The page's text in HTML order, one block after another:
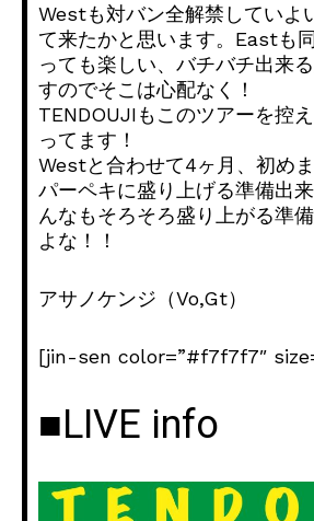
Westも対バン全解禁していよ
て来たかと思います。Eastも
っても楽しい、バチバチ出来
すのでそこは心配なく！
TENDOUJIもこのツアーを控
ってます！
Westと合わせて4ヶ月、初め
パーペキに盛り上げる準備出
んなもそろそろ盛り上がる準
よな！！
アサノケンジ（Vo,Gt）
[jin-sen color=”#f7f7f7″
■LIVE info